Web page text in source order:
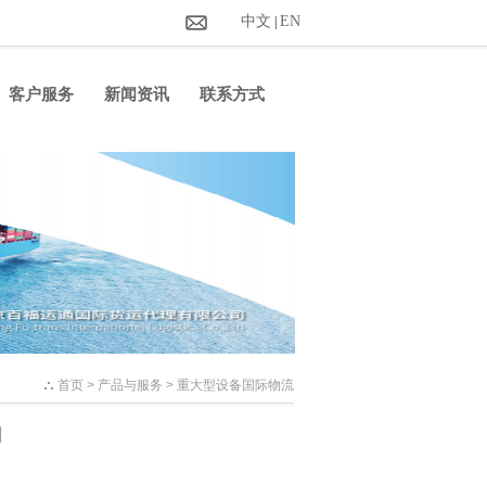
中文 EN
客户服务 新闻资讯 联系方式
首页> 产品与服务 > 重大型设备国际物流